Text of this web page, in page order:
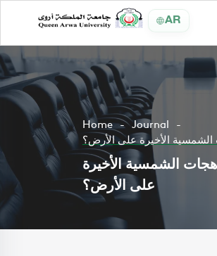
AR
Home
Journal
الأخيرة على الأرض؟
الشمسية الأخيرة
على الأرض؟